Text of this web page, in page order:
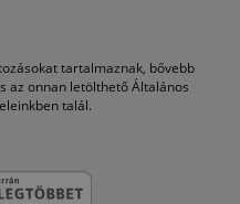
tartalmaznak, bővebb
az onnan letölthető Általános
talál.